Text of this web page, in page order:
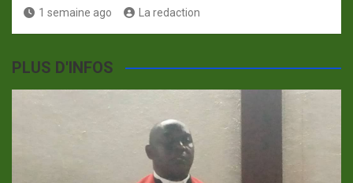
1 semaine ago La redaction
PLUS D'INFOS